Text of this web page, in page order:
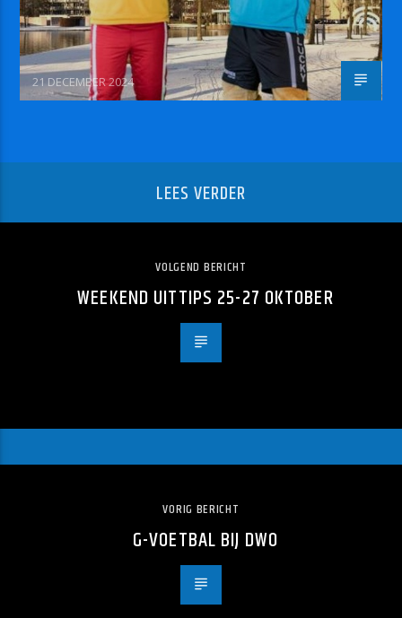
21 DECEMBER 2024
LEES VERDER
VOLGEND BERICHT
WEEKEND UITTIPS 25-27 OKTOBER
VORIG BERICHT
G-VOETBAL BIJ DWO